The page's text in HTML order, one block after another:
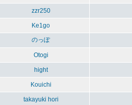
zzr250
Ke1go
のっぽ
Otogi
hight
Kouichi
takayuki hori